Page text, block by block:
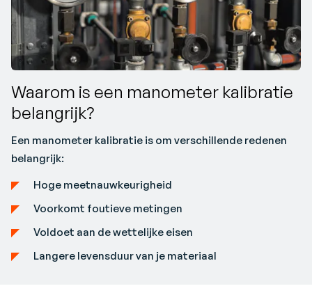
Waarom is een manometer kalibratie
belangrijk?
Een manometer kalibratie is om verschillende redenen
belangrijk:
Hoge meetnauwkeurigheid
Voorkomt foutieve metingen
Voldoet aan de wettelijke eisen
Langere levensduur van je materiaal